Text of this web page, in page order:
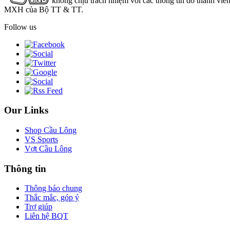
MXH của Bộ TT & TT.
Follow us
Our Links
Shop Cầu Lông
VS Sports
Vợt Cầu Lông
Thông tin
Thông báo chung
Thắc mắc, góp ý
Trợ giúp
Liên hệ BQT